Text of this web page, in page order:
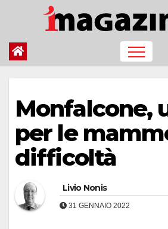
contenuto
Monfalcone,
per le
difficoltà
Livio Nonis
31 GENNAIO 2022